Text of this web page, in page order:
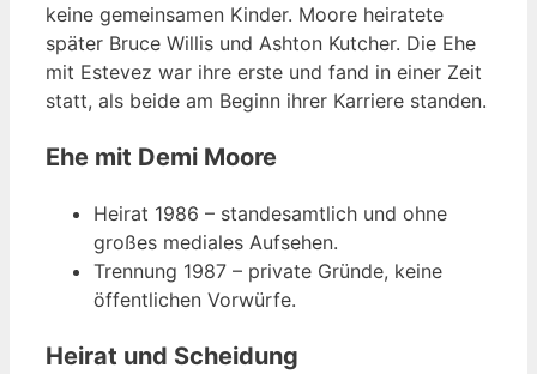
keine gemeinsamen Kinder. Moore heiratete
später Bruce Willis und Ashton Kutcher. Die Ehe
mit Estevez war ihre erste und fand in einer Zeit
statt, als beide am Beginn ihrer Karriere standen.
Ehe mit Demi Moore
Heirat 1986 – standesamtlich und ohne
großes mediales Aufsehen.
Trennung 1987 – private Gründe, keine
öffentlichen Vorwürfe.
Heirat und Scheidung